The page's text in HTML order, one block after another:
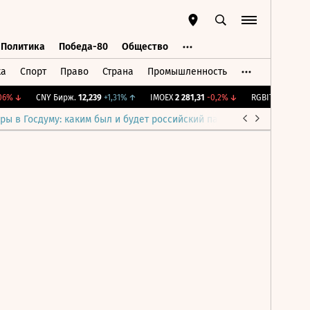
Политика Победа-80 Общество
Спорт Право Страна Промышленность
↓ CNY Бирж. 12,239 +1,31%↑ IMOEX 2 281,31 -0,2%↓ RGBITR
в Госдуму: каким был и будет российский парламент